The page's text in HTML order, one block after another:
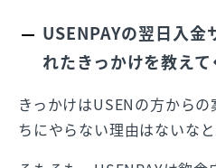
USENPAYの翌日入金
れたきっかけを教え
きっかけはUSENの方から
ちにやらない理由はないなと